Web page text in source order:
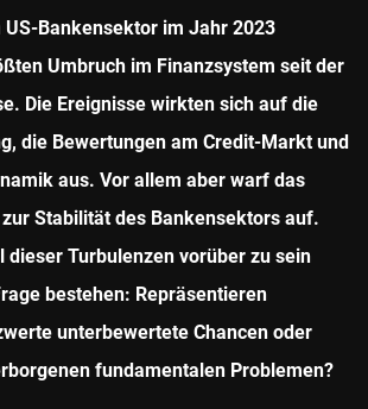
US-Bankensektor im Jahr 2023
Umbruch im Finanzsystem seit der
Die Ereignisse wirkten sich auf die
die Bewertungen am Credit-Markt und
aus. Vor allem aber warf das
Stabilität des Bankensektors auf.
dieser Turbulenzen vorüber zu sein
bestehen: Repräsentieren
unterbewertete Chancen oder
fundamentalen Problemen?